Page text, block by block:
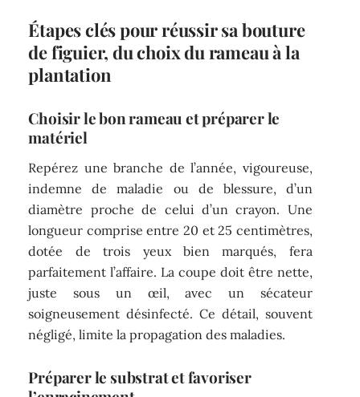
Étapes clés pour réussir sa bouture
de figuier, du choix du rameau à la
plantation
Choisir le bon rameau et préparer le
matériel
Repérez une branche de l’année, vigoureuse,
indemne de maladie ou de blessure, d’un
diamètre proche de celui d’un crayon. Une
longueur comprise entre 20 et 25 centimètres,
dotée de trois yeux bien marqués, fera
parfaitement l’affaire. La coupe doit être nette,
juste sous un œil, avec un sécateur
soigneusement désinfecté. Ce détail, souvent
négligé, limite la propagation des maladies.
Préparer le substrat et favoriser